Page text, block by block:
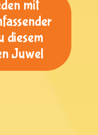
mit
diesem
Juwel